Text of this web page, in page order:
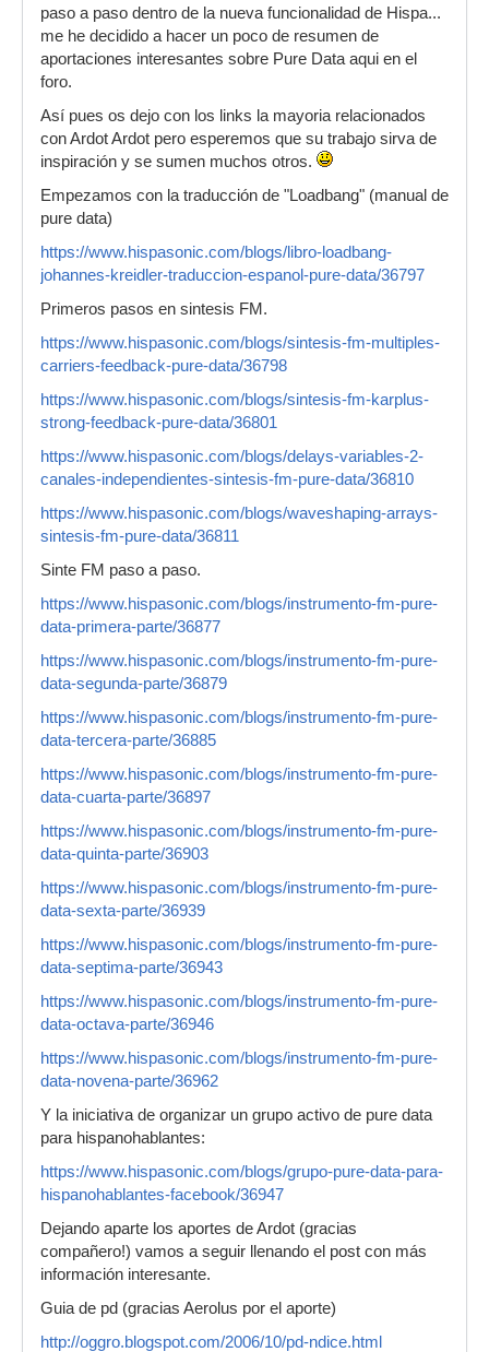
paso a paso dentro de la nueva funcionalidad de Hispa...
me he decidido a hacer un poco de resumen de
aportaciones interesantes sobre Pure Data aqui en el
foro.
Así pues os dejo con los links la mayoria relacionados
con Ardot Ardot pero esperemos que su trabajo sirva de
inspiración y se sumen muchos otros.
Empezamos con la traducción de "Loadbang" (manual de
pure data)
https://www.hispasonic.com/blogs/libro-loadbang-
johannes-kreidler-traduccion-espanol-pure-data/36797
Primeros pasos en sintesis FM.
https://www.hispasonic.com/blogs/sintesis-fm-multiples-
carriers-feedback-pure-data/36798
https://www.hispasonic.com/blogs/sintesis-fm-karplus-
strong-feedback-pure-data/36801
https://www.hispasonic.com/blogs/delays-variables-2-
canales-independientes-sintesis-fm-pure-data/36810
https://www.hispasonic.com/blogs/waveshaping-arrays-
sintesis-fm-pure-data/36811
Sinte FM paso a paso.
https://www.hispasonic.com/blogs/instrumento-fm-pure-
data-primera-parte/36877
https://www.hispasonic.com/blogs/instrumento-fm-pure-
data-segunda-parte/36879
https://www.hispasonic.com/blogs/instrumento-fm-pure-
data-tercera-parte/36885
https://www.hispasonic.com/blogs/instrumento-fm-pure-
data-cuarta-parte/36897
https://www.hispasonic.com/blogs/instrumento-fm-pure-
data-quinta-parte/36903
https://www.hispasonic.com/blogs/instrumento-fm-pure-
data-sexta-parte/36939
https://www.hispasonic.com/blogs/instrumento-fm-pure-
data-septima-parte/36943
https://www.hispasonic.com/blogs/instrumento-fm-pure-
data-octava-parte/36946
https://www.hispasonic.com/blogs/instrumento-fm-pure-
data-novena-parte/36962
Y la iniciativa de organizar un grupo activo de pure data
para hispanohablantes:
https://www.hispasonic.com/blogs/grupo-pure-data-para-
hispanohablantes-facebook/36947
Dejando aparte los aportes de Ardot (gracias
compañero!) vamos a seguir llenando el post con más
información interesante.
Guia de pd (gracias Aerolus por el aporte)
http://oggro.blogspot.com/2006/10/pd-ndice.html